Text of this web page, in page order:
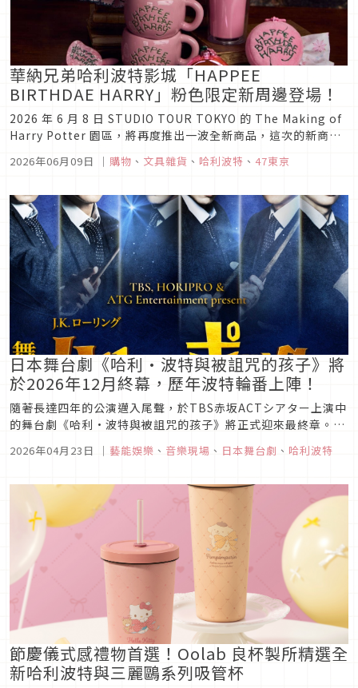
華納兄弟哈利波特影城「HAPPEE
BIRTHDAE HARRY」粉色限定新周邊登場！
2026 年 6 月 8 日 STUDIO TOUR TOKYO 的 The Making of
Harry Potter 園區，將再度推出一波全新商品，這次的新商品
是以在《哈利波特：神秘的魔法石》中出現的粉紅色生日蛋糕為
主題發想的全新系列商品。粉紅色的生日蛋糕是海格在哈利波特
2026年06月09日 ｜ 購物 、 文具雜貨 、 哈利波特 、 47東京
日本舞台劇《哈利·波特與被詛咒的孩子》將
於2026年12月終幕，歷年波特輪番上陣！
隨著長達四年的公演邁入尾聲，於TBS赤坂ACTシアター上演中
的舞台劇《哈利·波特與被詛咒的孩子》將正式迎來最終章。這
觀舞台效果與沉浸式魔法體驗吸引無數的海內外觀眾，而如今也
2026年04月23日 ｜ 藝能娛樂 、 音樂現場 、 日本舞台劇 、 哈利波特
節慶儀式感禮物首選！Oolab 良杯製所精選全
新哈利波特與三麗鷗系列吸管杯